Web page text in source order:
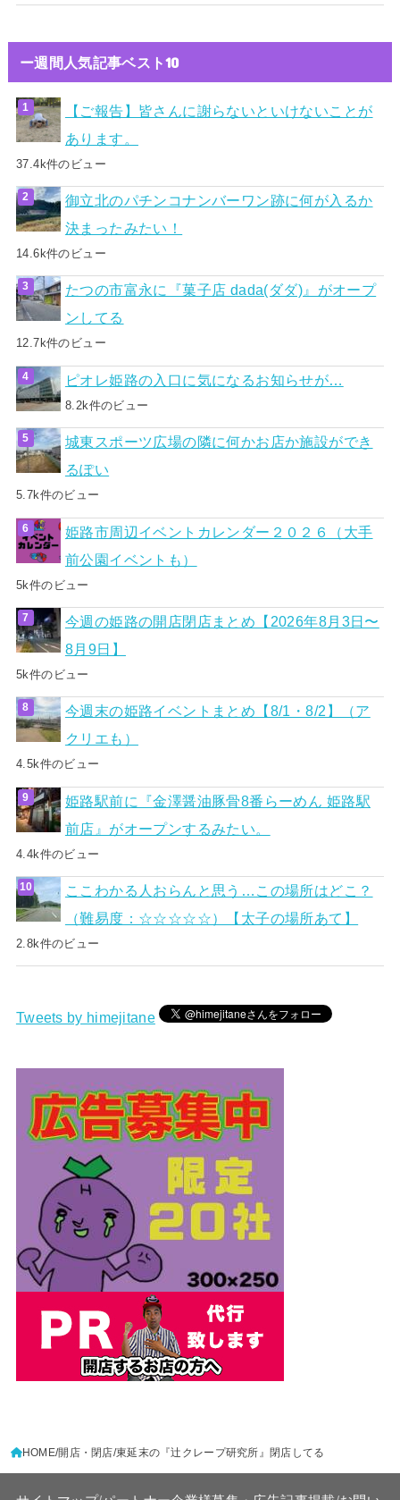
ー週間人気記事ベスト10
【ご報告】皆さんに謝らないといけないことが
あります。
37.4k件のビュー
御立北のパチンコナンバーワン跡に何が入るか
決まったみたい！
14.6k件のビュー
たつの市富永に『菓子店 dada(ダダ)』がオープ
ンしてる
12.7k件のビュー
ピオレ姫路の入口に気になるお知らせが…
8.2k件のビュー
城東スポーツ広場の隣に何かお店か施設ができ
るぽい
5.7k件のビュー
姫路市周辺イベントカレンダー２０２６（大手
前公園イベントも）
5k件のビュー
今週の姫路の開店閉店まとめ【2026年8月3日〜
8月9日】
5k件のビュー
今週末の姫路イベントまとめ【8/1・8/2】（ア
クリエも）
4.5k件のビュー
姫路駅前に『金澤醤油豚骨8番らーめん 姫路駅
前店』がオープンするみたい。
4.4k件のビュー
ここわかる人おらんと思う…この場所はどこ？
（難易度：☆☆☆☆☆）【太子の場所あて】
2.8k件のビュー
Tweets by himejitane
HOME 開店・閉店 東延末の『辻クレープ研究所』閉店してる